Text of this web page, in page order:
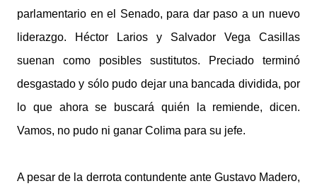
parlamentario en el Senado, para dar paso a un nuevo
liderazgo. Héctor Larios y Salvador Vega Casillas
suenan como posibles sustitutos. Preciado terminó
desgastado y sólo pudo dejar una bancada dividida, por
lo que ahora se buscará quién la remiende, dicen.
Vamos, no pudo ni ganar Colima para su jefe.
A pesar de la derrota contundente ante Gustavo Madero,